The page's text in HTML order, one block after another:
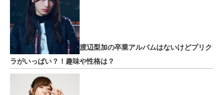
渡辺梨加の卒業アルバムはないけどプリク
ラがいっぱい？！趣味や性格は？